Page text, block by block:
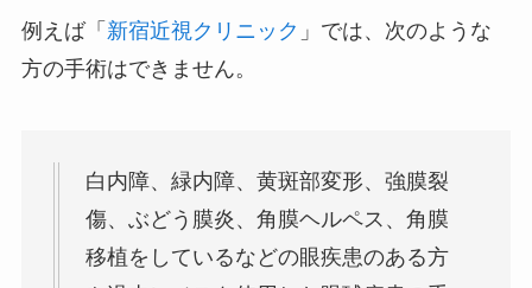
例えば「 新宿近視クリニック 」では、次のような
方の手術はできません。
白内障、緑内障、黄斑部変形、強膜裂
傷、ぶどう膜炎、角膜ヘルペス、角膜
移植をしているなどの眼疾患のある方